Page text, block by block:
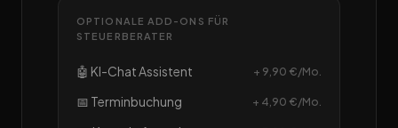
OPTIONALE ADD-ONS FÜR
STEUERBERATER
🤖 KI-Chat Assistent + 9,90 €/Mo.
📅 Terminbuchung + 4,90 €/Mo.